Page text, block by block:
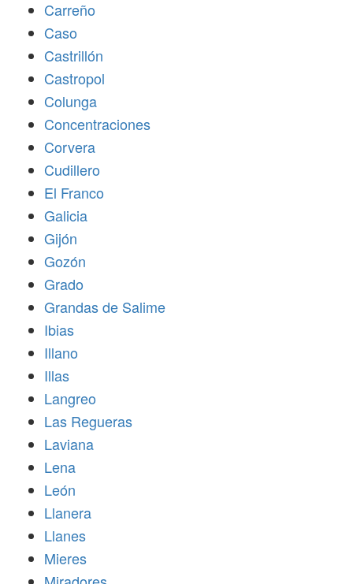
Carreño
Caso
Castrillón
Castropol
Colunga
Concentraciones
Corvera
Cudillero
El Franco
Galicia
Gijón
Gozón
Grado
Grandas de Salime
Ibias
Illano
Illas
Langreo
Las Regueras
Laviana
Lena
León
Llanera
Llanes
Mieres